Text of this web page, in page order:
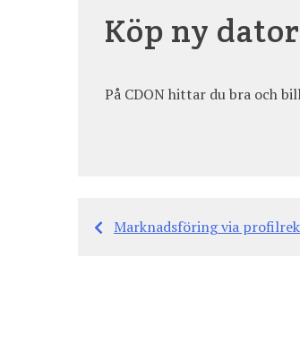
Köp ny dator
På CDON hittar du bra och
Marknadsföring via